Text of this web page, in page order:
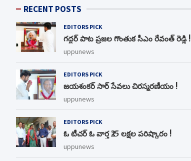
RECENT POSTS
EDITORS PICK
గద్దర్ పాట ప్రజల గొంతుక సీఎం రేవంత్ రెడ్డి !
uppunews
EDITORS PICK
జయశంకర్ సార్ సేవలు చిరస్మరణీయం !
uppunews
EDITORS PICK
ఓ టీచర్ ఓ వార్త ₹25 లక్షల పరిష్కారం !
uppunews